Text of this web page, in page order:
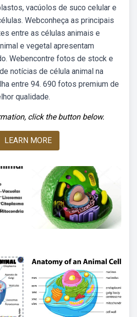
vacúolos de suco celular e
Webconheça as principais
entre as células animais e
e vegetal apresentam
Webencontre fotos de stock e
notícias de célula animal na
entre 94. 690 fotos premium de
qualidade.
click the button below.
LEARN MORE